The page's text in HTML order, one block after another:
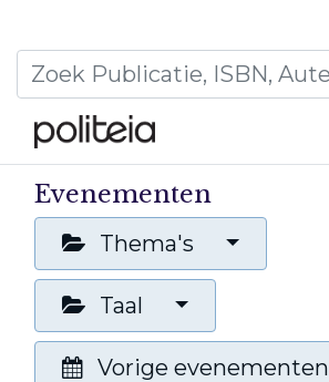
Evenementen
Thema's
Taal
Vorige evenementen